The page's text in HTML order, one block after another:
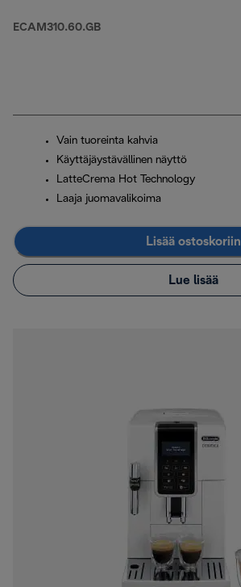
ECAM310.60.GB
Vain tuoreinta kahvia
Käyttäjäystävällinen näyttö
LatteCrema Hot Technology
Laaja juomavalikoima
Lisää ostoskoriin
Lue lisää